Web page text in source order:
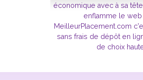
économique avec à sa
enflamme le web
MeilleurPlacement.com
sans frais de dépôt en
de choix